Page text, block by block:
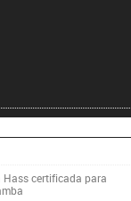
Hass certificada para